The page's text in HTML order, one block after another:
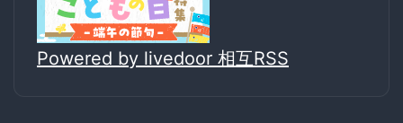
Powered by livedoor 相互RSS